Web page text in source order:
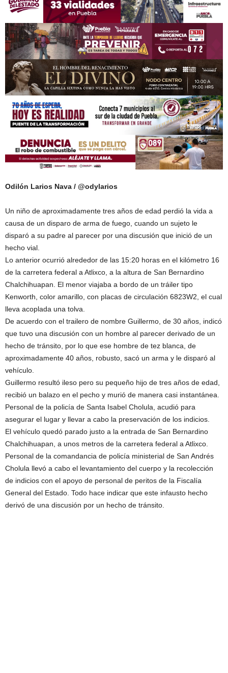
Odilón Larios Nava / @odylarios
Un niño de aproximadamente tres años de edad perdió la vida a
causa de un disparo de arma de fuego, cuando un sujeto le
disparó a su padre al parecer por una discusión que inició de un
hecho vial.
Lo anterior ocurrió alrededor de las 15:20 horas en el kilómetro 16
de la carretera federal a Atlixco, a la altura de San Bernardino
Chalchihuapan. El menor viajaba a bordo de un tráiler tipo
Kenworth, color amarillo, con placas de circulación 6823W2, el cual
lleva acoplada una tolva.
De acuerdo con el trailero de nombre Guillermo, de 30 años, indicó
que tuvo una discusión con un hombre al parecer derivado de un
hecho de tránsito, por lo que ese hombre de tez blanca, de
aproximadamente 40 años, robusto, sacó un arma y le disparó al
vehículo.
Guillermo resultó ileso pero su pequeño hijo de tres años de edad,
recibió un balazo en el pecho y murió de manera casi instantánea.
Personal de la policía de Santa Isabel Cholula, acudió para
asegurar el lugar y llevar a cabo la preservación de los indicios.
El vehículo quedó parado justo a la entrada de San Bernardino
Chalchihuapan, a unos metros de la carretera federal a Atlixco.
Personal de la comandancia de policía ministerial de San Andrés
Cholula llevó a cabo el levantamiento del cuerpo y la recolección
de indicios con el apoyo de personal de peritos de la Fiscalía
General del Estado. Todo hace indicar que este infausto hecho
derivó de una discusión por un hecho de tránsito.